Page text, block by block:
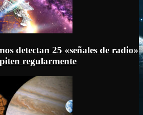
detectan 25 «señales de radio»
regularmente